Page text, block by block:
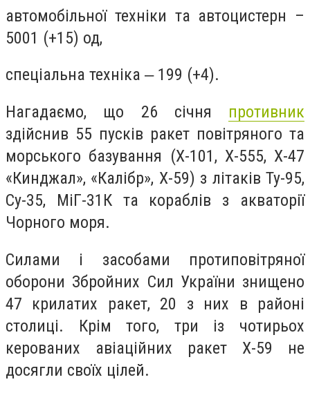
автомобільної техніки та автоцистерн –
5001 (+15) од,
спеціальна техніка ‒ 199 (+4).
Нагадаємо, що 26 січня противник
здійснив 55 пусків ракет повітряного та
морського базування (Х-101, Х-555, Х-47
«Кинджал», «Калібр», Х-59) з літаків Ту-95,
Су-35, МіГ-31К та кораблів з акваторії
Чорного моря.
Силами і засобами протиповітряної
оборони Збройних Сил України знищено
47 крилатих ракет, 20 з них в районі
столиці. Крім того, три із чотирьох
керованих авіаційних ракет Х-59 не
досягли своїх цілей.